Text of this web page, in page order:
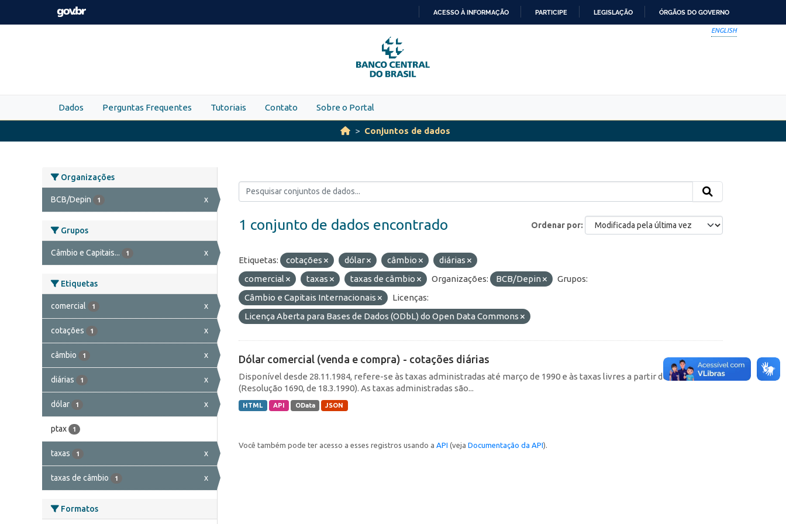
Skip to main content
PARA
O
CONTEÚDO
ACESSO À INFORMAÇÃO PARTICIPE LEGISLAÇÃO ÓRGÃOS DO GOVERNO
ENGLISH
Dados Perguntas Frequentes Tutoriais Contato Sobre o Portal
Conjuntos de dados
Organizações
BCB/Depin 1 x
Grupos
Câmbio e Capitais... 1 x
Etiquetas
comercial 1 x
cotações 1 x
câmbio 1 x
diárias 1 x
dólar 1 x
ptax 1
taxas 1 x
taxas de câmbio 1 x
Formatos
Ordenar por
1 conjunto de dados encontrado
Etiquetas: cotações dólar câmbio
diárias
comercial
taxas taxas de câmbio Organizações: BCB/Depin
Grupos:
Câmbio e Capitais Internacionais
Licenças:
Licença Aberta para Bases de Dados (ODbL) do Open Data Commons
Dólar comercial (venda e compra) - cotações diárias
Disponível desde 28.11.1984, refere-se às taxas administradas até março de 1990 e às taxas livres a partir de então
(Resolução 1690, de 18.3.1990). As taxas administradas são...
HTML API OData JSON
Você também pode ter acesso a esses registros usando a API (veja Documentação da API).